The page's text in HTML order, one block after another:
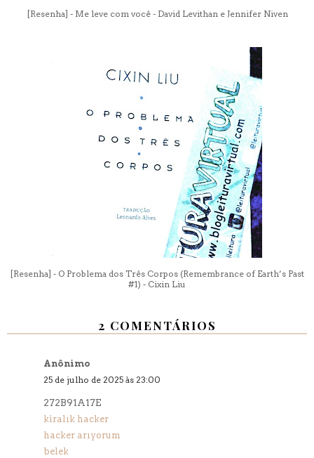
[Resenha] - Me leve com você - David Levithan e Jennifer Niven
[Resenha] - O Problema dos Três Corpos (Remembrance of Earth’s Past
#1) - Cixin Liu
2 COMENTÁRIOS
Anônimo
25 de julho de 2025 às 23:00
272B91A17E
kiralık hacker
hacker arıyorum
belek